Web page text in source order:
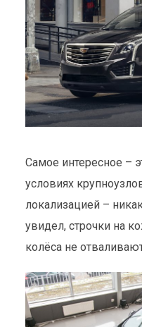
Самое интересное –
условиях
локализацией –
увидел, строчки на
колёса не